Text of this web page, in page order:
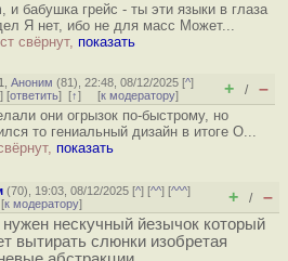
и бабушка грейс - ты эти языки в глаза
Я нет, ибо не для масс Может...
свёрнут, показать
,Аноним (81), 22:48, 08/12/2025 [^]
] [ответить] [↑] [к модератору] + / –
они огрызок по-быстрому, но
то гениальный дизайн в итоге О...
показать
(70), 19:03, 08/12/2025 [^] [^^] [^^^]
к модератору] + / –
нескучный йезычок который
вытирать слюнки изобретая